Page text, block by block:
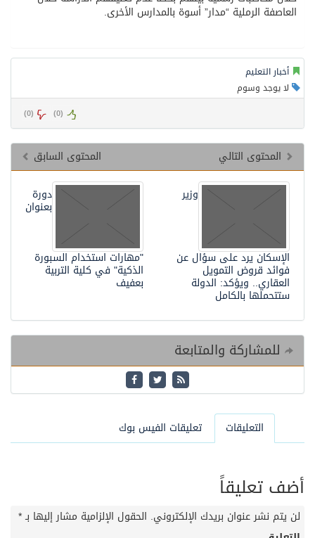
العاصفة الرملية “مدار” أسوة بالمدارس الأخرى.
أخبار التعليم
لا يوجد وسوم
(
0
) (
0
)
المحتوى السابق
المحتوى التالي
دورة
بعنوان
"مهارات استخدام السبورة
الذكية" في كلية التربية
بعفيف
وزير
الإسكان يرد على سؤال عن
فوائد قروض التمويل
العقاري.. ويؤكد: الدولة
ستتحملها بالكامل
للمشاركة والمتابعة
التعليقات تعليقات الفيس بوك
أضف تعليقاً
لن يتم نشر عنوان بريدك الإلكتروني. الحقول الإلزامية مشار إليها بـ*